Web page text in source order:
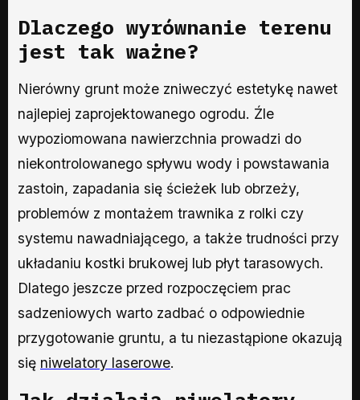
Dlaczego wyrównanie terenu
jest tak ważne?
Nierówny grunt może zniweczyć estetykę nawet
najlepiej zaprojektowanego ogrodu. Źle
wypoziomowana nawierzchnia prowadzi do
niekontrolowanego spływu wody i powstawania
zastoin, zapadania się ścieżek lub obrzeży,
problemów z montażem trawnika z rolki czy
systemu nawadniającego, a także trudności przy
układaniu kostki brukowej lub płyt tarasowych.
Dlatego jeszcze przed rozpoczęciem prac
sadzeniowych warto zadbać o odpowiednie
przygotowanie gruntu, a tu niezastąpione okazują
się niwelatory laserowe.